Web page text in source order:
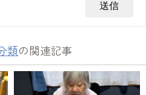
類の関連記事